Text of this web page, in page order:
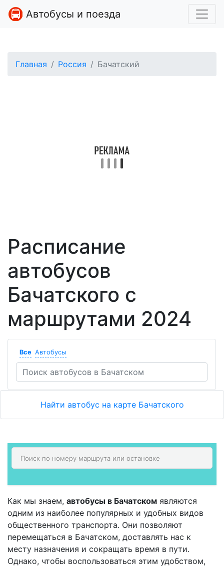
Автобусы и поезда
Главная Россия Бачатский
Расписание
автобусов
Бачатского с
маршрутами 2024
Все Автобусы
Найти автобус на карте Бачатского
Как мы знаем, автобусы в Бачатском являются
одним из наиболее популярных и удобных видов
общественного транспорта. Они позволяют
перемещаться в Бачатском, доставлять нас к
месту назначения и сокращать время в пути.
Однако, чтобы воспользоваться этим удобством,